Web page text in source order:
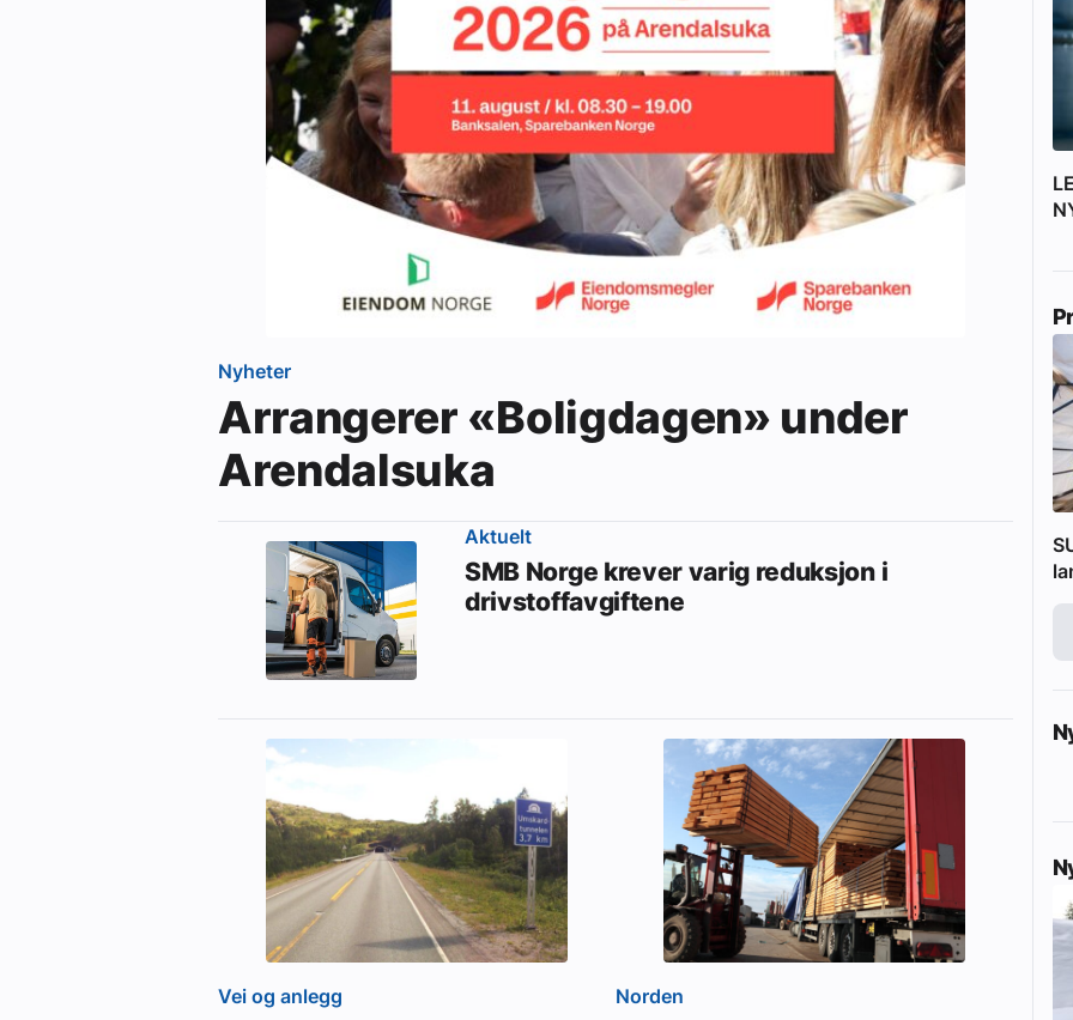
Nyheter
Arrangerer «Boligdagen» under
Arendalsuka
Aktuelt
SMB Norge krever varig reduksjon i
drivstoffavgiftene
Vei og anlegg Norden